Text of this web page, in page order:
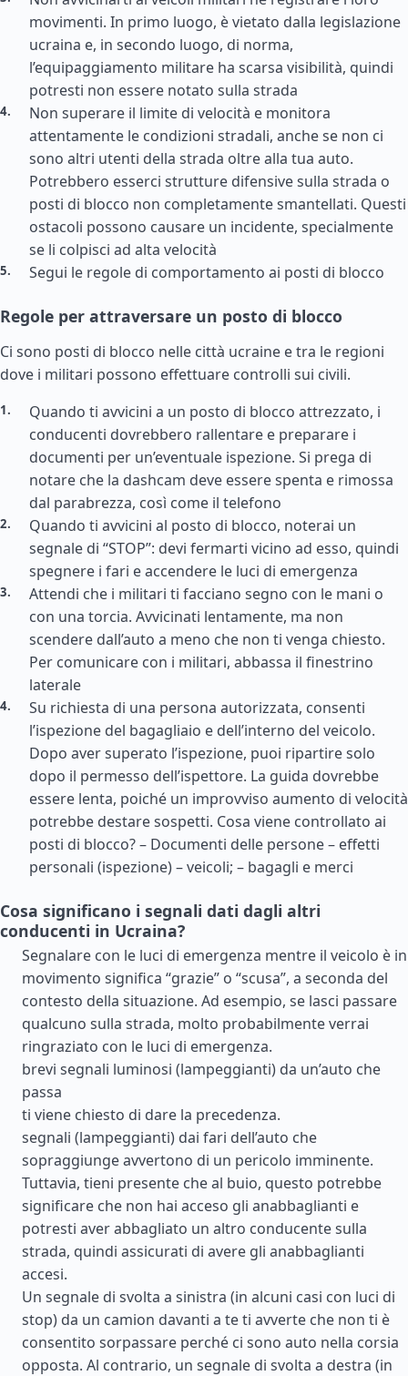
movimenti. In primo luogo, è vietato dalla legislazione
ucraina e, in secondo luogo, di norma,
l’equipaggiamento militare ha scarsa visibilità, quindi
potresti non essere notato sulla strada
Non superare il limite di velocità e monitora
attentamente le condizioni stradali, anche se non ci
sono altri utenti della strada oltre alla tua auto.
Potrebbero esserci strutture difensive sulla strada o
posti di blocco non completamente smantellati. Questi
ostacoli possono causare un incidente, specialmente
se li colpisci ad alta velocità
Segui le regole di comportamento ai posti di blocco
Regole per attraversare un posto di blocco
Ci sono posti di blocco nelle città ucraine e tra le regioni
dove i militari possono effettuare controlli sui civili.
Quando ti avvicini a un posto di blocco attrezzato, i
conducenti dovrebbero rallentare e preparare i
documenti per un’eventuale ispezione. Si prega di
notare che la dashcam deve essere spenta e rimossa
dal parabrezza, così come il telefono
Quando ti avvicini al posto di blocco, noterai un
segnale di “STOP”: devi fermarti vicino ad esso, quindi
spegnere i fari e accendere le luci di emergenza
Attendi che i militari ti facciano segno con le mani o
con una torcia. Avvicinati lentamente, ma non
scendere dall’auto a meno che non ti venga chiesto.
Per comunicare con i militari, abbassa il finestrino
laterale
Su richiesta di una persona autorizzata, consenti
l’ispezione del bagagliaio e dell’interno del veicolo.
Dopo aver superato l’ispezione, puoi ripartire solo
dopo il permesso dell’ispettore. La guida dovrebbe
essere lenta, poiché un improvviso aumento di velocità
potrebbe destare sospetti. Cosa viene controllato ai
posti di blocco? – Documenti delle persone – effetti
personali (ispezione) – veicoli; – bagagli e merci
Cosa significano i segnali dati dagli altri
conducenti in Ucraina?
Segnalare con le luci di emergenza mentre il veicolo è in
movimento significa “grazie” o “scusa”, a seconda del
contesto della situazione. Ad esempio, se lasci passare
qualcuno sulla strada, molto probabilmente verrai
ringraziato con le luci di emergenza.
brevi segnali luminosi (lampeggianti) da un’auto che
passa
ti viene chiesto di dare la precedenza.
segnali (lampeggianti) dai fari dell’auto che
sopraggiunge avvertono di un pericolo imminente.
Tuttavia, tieni presente che al buio, questo potrebbe
significare che non hai acceso gli anabbaglianti e
potresti aver abbagliato un altro conducente sulla
strada, quindi assicurati di avere gli anabbaglianti
accesi.
Un segnale di svolta a sinistra (in alcuni casi con luci di
stop) da un camion davanti a te ti avverte che non ti è
consentito sorpassare perché ci sono auto nella corsia
opposta. Al contrario, un segnale di svolta a destra (in